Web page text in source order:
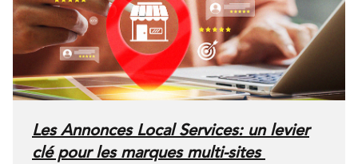
Les Annonces Local Services: un levier
clé pour les marques multi-sites